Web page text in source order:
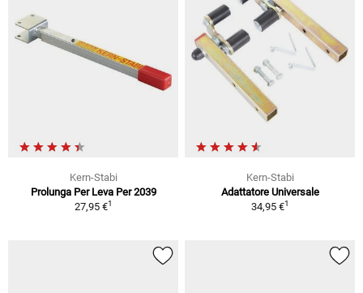
Kern-Stabi
Prolunga Per Leva Per 2039
27,95 €1
Kern-Stabi
Adattatore Universale
34,95 €1